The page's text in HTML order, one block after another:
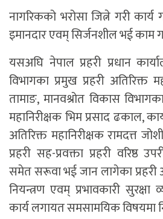
नागरिकको भरोसा जित्ने गरी कार्य
इमानदार एवम् सिर्जनशील भई काम
यसअघि नेपाल प्रहरी प्रधान
विभागका प्रमुख प्रहरी अतिरिक्त
तामाङ, मानवश्रोत विकास
महानिरीक्षक भिम प्रसाद ढकाल,
अतिरिक्त महानिरीक्षक रामदत्त
प्रहरी सह-प्रवक्ता प्रहरी वरिष्ठ
समेत सरूवा भई जान लागेका
नियन्त्रण एवम् प्रभावकारी सुरक्षा
कार्य लगायत समसामयिक विषयमा